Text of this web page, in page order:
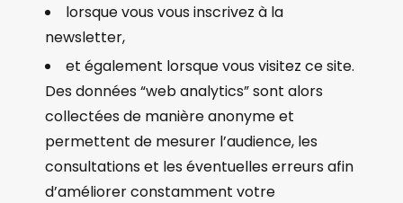
lorsque vous vous inscrivez à la
newsletter,
et également lorsque vous visitez ce site.
Des données “web analytics” sont alors
collectées de manière anonyme et
permettent de mesurer l’audience, les
consultations et les éventuelles erreurs afin
d’améliorer constamment votre